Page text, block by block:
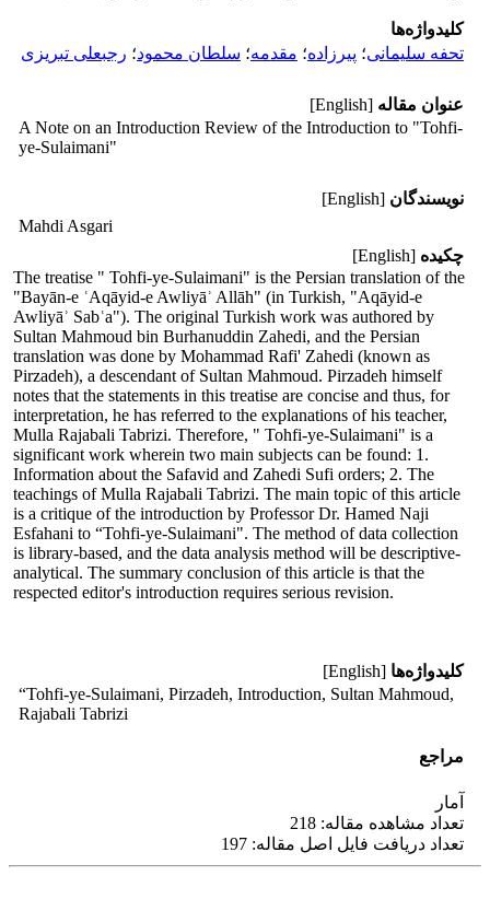
کلیدواژه‌ها
تحفه سلیمانی؛ پیرزاده؛ مقدمه؛ سلطان محمود؛ رجبعلی تبریزی
عنوان مقاله [English]
A Note on an Introduction Review of the Introduction to "Tohfi-
ye-Sulaimani"
نویسندگان [English]
Mahdi Asgari
چکیده [English]
The treatise " Tohfi-ye-Sulaimani" is the Persian translation of the
"Bayān-e ʿAqāyid-e Awliyāʾ Allāh" (in Turkish, "Aqāyid-e
Awliyāʾ Sabʿa"). The original Turkish work was authored by
Sultan Mahmoud bin Burhanuddin Zahedi, and the Persian
translation was done by Mohammad Rafi' Zahedi (known as
Pirzadeh), a descendant of Sultan Mahmoud. Pirzadeh himself
notes that the statements in this treatise are concise and thus, for
interpretation, he has referred to the explanations of his teacher,
Mulla Rajabali Tabrizi. Therefore, " Tohfi-ye-Sulaimani" is a
significant work wherein two main subjects can be found: 1.
Information about the Safavid and Zahedi Sufi orders; 2. The
teachings of Mulla Rajabali Tabrizi. The main topic of this article
is a critique of the introduction by Professor Dr. Hamed Naji
Esfahani to “Tohfi-ye-Sulaimani". The method of data collection
is library-based, and the data analysis method will be descriptive-
analytical. The summary conclusion of this article is that the
respected editor's introduction requires serious revision.
کلیدواژه‌ها [English]
“Tohfi-ye-Sulaimani, Pirzadeh, Introduction, Sultan Mahmoud,
Rajabali Tabrizi
مراجع
آمار
تعداد مشاهده مقاله: 218
تعداد دریافت فایل اصل مقاله: 197